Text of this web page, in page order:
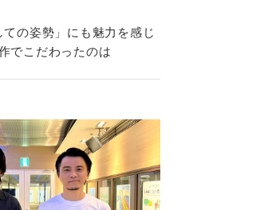
の姿勢」にも魅力を感じ
でこだわったのは